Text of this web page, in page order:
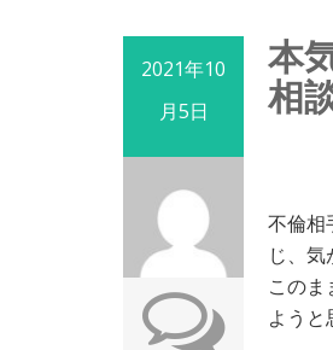
2021年10
月5日
本
相
不倫相
じ、
この
ようと